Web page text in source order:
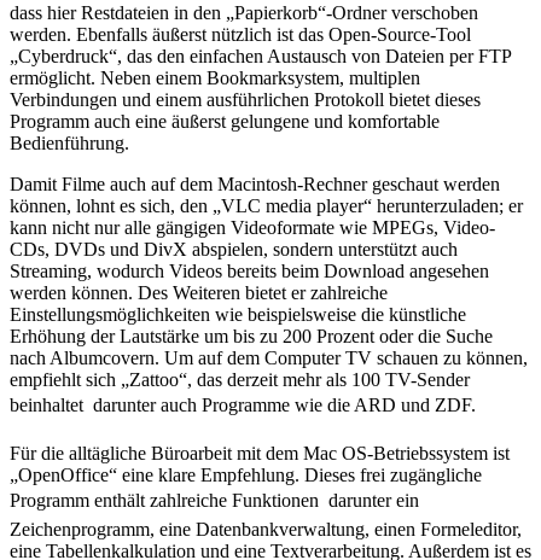
dass hier Restdateien in den „Papierkorb“-Ordner verschoben
werden. Ebenfalls äußerst nützlich ist das Open-Source-Tool
„Cyberdruck“, das den einfachen Austausch von Dateien per FTP
ermöglicht. Neben einem Bookmarksystem, multiplen
Verbindungen und einem ausführlichen Protokoll bietet dieses
Programm auch eine äußerst gelungene und komfortable
Bedienführung.
Damit Filme auch auf dem Macintosh-Rechner geschaut werden
können, lohnt es sich, den „VLC media player“ herunterzuladen; er
kann nicht nur alle gängigen Videoformate wie MPEGs, Video-
CDs, DVDs und DivX abspielen, sondern unterstützt auch
Streaming, wodurch Videos bereits beim Download angesehen
werden können. Des Weiteren bietet er zahlreiche
Einstellungsmöglichkeiten wie beispielsweise die künstliche
Erhöhung der Lautstärke um bis zu 200 Prozent oder die Suche
nach Albumcovern. Um auf dem Computer TV schauen zu können,
empfiehlt sich „Zattoo“, das derzeit mehr als 100 TV-Sender
beinhaltet  darunter auch Programme wie die ARD und ZDF.
Für die alltägliche Büroarbeit mit dem Mac OS-Betriebssystem ist
„OpenOffice“ eine klare Empfehlung. Dieses frei zugängliche
Programm enthält zahlreiche Funktionen  darunter ein
Zeichenprogramm, eine Datenbankverwaltung, einen Formeleditor,
eine Tabellenkalkulation und eine Textverarbeitung. Außerdem ist es